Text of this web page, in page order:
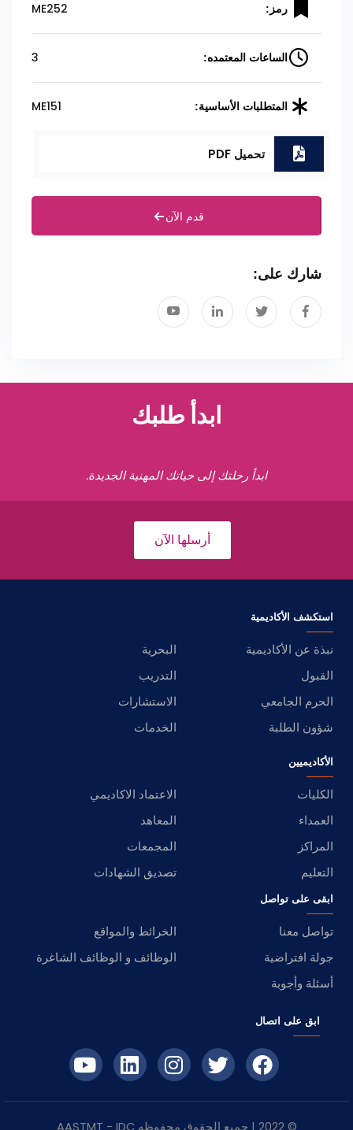
رمز: ME252
الساعات المعتمده: 3
المتطلبات الأساسية: ME151
تحميل PDF
قدم الآن
شارك على:
ابدأ طلبك
ابدأ رحلتك إلى حياتك المهنية الجديدة.
أرسلها الآن
استكشف الأكاديمية
نبذة عن الأكاديمية
البحرية
القبول
التدريب
الحرم الجامعي
الاستشارات
شؤون الطلبة
الخدمات
الأكاديميين
الكليات
الاعتماد الاكاديمي
العمداء
المعاهد
المراكز
المجمعات
التعليم
تصديق الشهادات
ابقى على تواصل
تواصل معنا
الخرائط والمواقع
جولة افتراضية
الوظائف و الوظائف الشاغرة
أسئلة وأجوبة
ابق على اتصال
© 2022 | جميع الحقوق محفوظه IDC
- AASTMT